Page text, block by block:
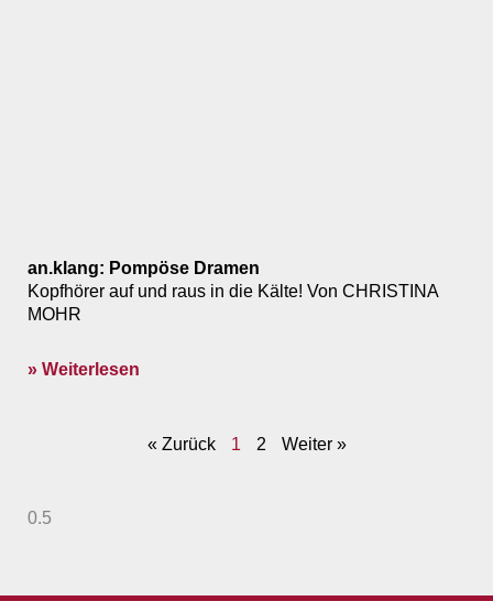
an.klang: Pompöse Dramen
Kopfhörer auf und raus in die Kälte! Von CHRISTINA
MOHR
» Weiterlesen
« Zurück 1 2 Weiter »